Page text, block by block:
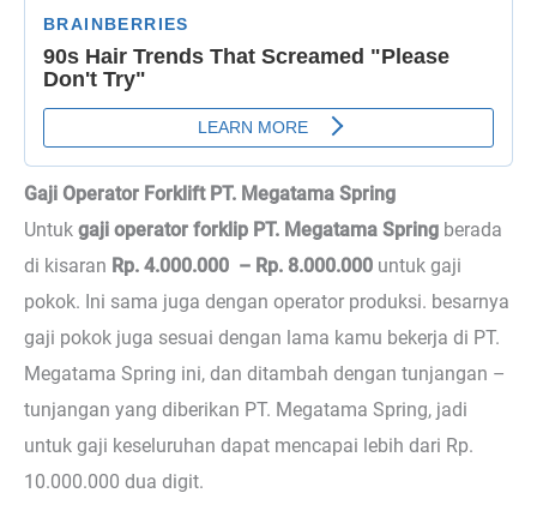
Gaji Operator Forklift PT. Megatama Spring
Untuk gaji operator forklip PT. Megatama Spring berada
di kisaran Rp. 4.000.000 – Rp. 8.000.000 untuk gaji
pokok. Ini sama juga dengan operator produksi. besarnya
gaji pokok juga sesuai dengan lama kamu bekerja di PT.
Megatama Spring ini, dan ditambah dengan tunjangan –
tunjangan yang diberikan PT. Megatama Spring, jadi
untuk gaji keseluruhan dapat mencapai lebih dari Rp.
10.000.000 dua digit.